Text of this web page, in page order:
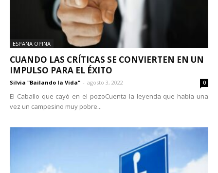
ESPAÑA OPINA
CUANDO LAS CRÍTICAS SE CONVIERTEN EN UN
IMPULSO PARA EL ÉXITO
Silvia "Bailando la Vida" - agosto 3, 2022 0
El Caballo que cayó en el pozoCuenta la leyenda que había una
vez un campesino muy pobre...